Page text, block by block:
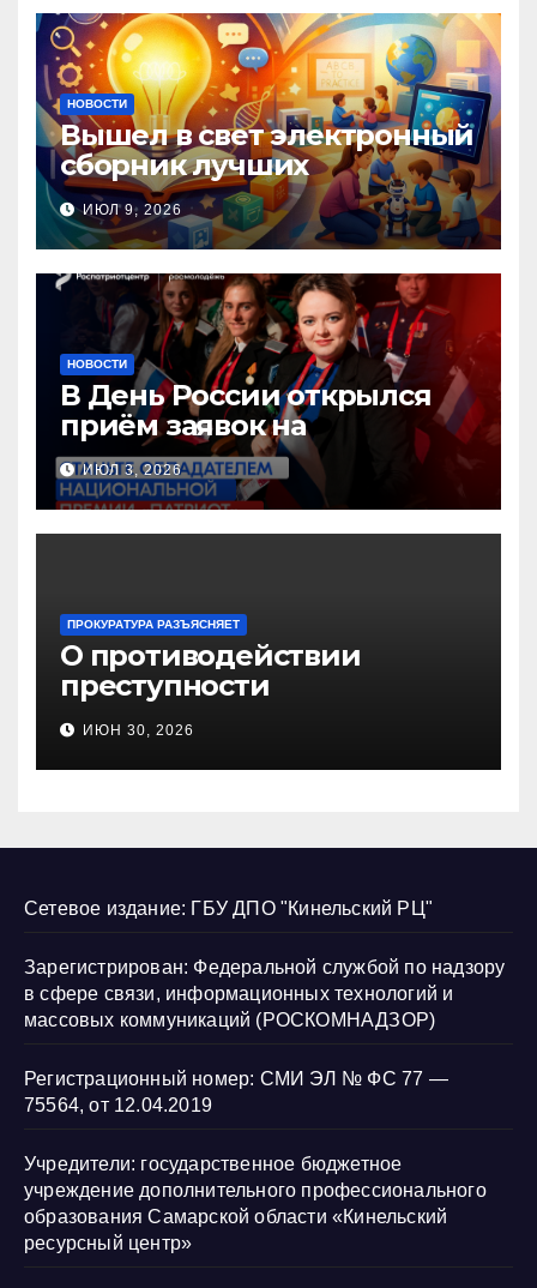
НОВОСТИ
Вышел в свет электронный
сборник лучших
инновационных практик
педагогов дошкольного
образования!
ИЮЛ 9, 2026
НОВОСТИ
В День России открылся
приём заявок на
Национальную премию
«Патриот»
ИЮЛ 3, 2026
ПРОКУРАТУРА РАЗЪЯСНЯЕТ
О противодействии
преступности
несовершеннолетних и
нарушению их прав
ИЮН 30, 2026
Сетевое издание: ГБУ ДПО "Кинельский РЦ"
Зарегистрирован: Федеральной службой по надзору
в сфере связи, информационных технологий и
массовых коммуникаций (РОСКОМНАДЗОР)
Регистрационный номер: СМИ ЭЛ № ФС 77 —
75564, от 12.04.2019
Учредители: государственное бюджетное
учреждение дополнительного профессионального
образования Самарской области «Кинельский
ресурсный центр»